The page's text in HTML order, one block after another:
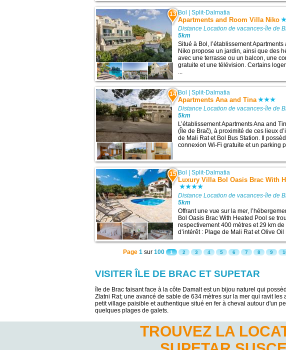
13 Bol |Split-Dalmatia
Apartments and Room Villa Niko
Distance Location de vacances-île de
5km
Situé à Bol, l’établissement
Niko propose un jardin, ainsi que des
avec une terrasse ou un balcon, une
gratuite et une télévision. Certains
...
14 Bol |Split-Dalmatia
Apartments Ana and Tina
Distance Location de vacances-île de
5km
L’établissement Apartments Ana and
(Île de Brač), à proximité de ces lieux
de Mali Rat et Bol Bus Station. Il
connexion Wi-Fi gratuite et un parking
15 Bol |Split-Dalmatia
Luxury Villa Bol Oasis Brac With
Distance Location de vacances-île de
5km
Offrant une vue sur la mer,
Bol Oasis Brac With Heated Pool se
respectivement 400 mètres et 29 km
d’intérêt : Plage de Mali Rat et Olive
Page 1 sur 100 1 2 3 4 5 6 7 8 9
VISITER ÎLE DE BRAC ET SUPETAR
île de Brac faisant face à la côte Damalt est un bijou naturel qui
Zlatni Rat; une avancé de sable de 634 mètres sur la mer qui ravit les
petit village paisible et authentique situé en fer à cheval autour d'un
quelques plages de galets.
TROUVEZ LA